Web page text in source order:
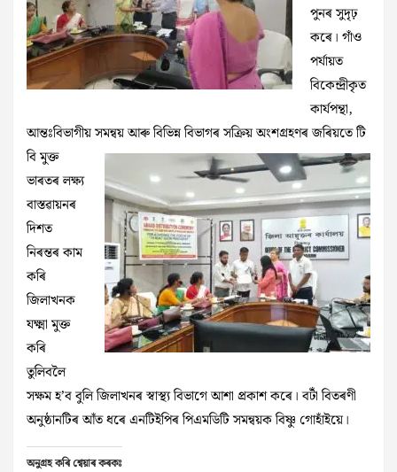
পুনৰ সুদৃঢ়
কৰে। গাঁও
পৰ্যায়ত
বিকেন্দ্ৰীকৃত
কাৰ্যপন্থা,
আন্তঃবিভাগীয় সমন্বয় আৰু বিভিন্নবিভাগৰ সক্ৰিয় অংশগ্ৰহণৰ জৰিয়তে টি
বি মুক্ত
ভাৰতৰ লক্ষ্য
বাস্তৱায়নৰ
দিশত
নিৰন্তৰ কাম
কৰি
জিলাখনক
যক্ষ্মা মুক্ত
কৰি
তুলিবলৈ
সক্ষম হ’ব বুলি জিলাখনৰ‌ স্বাস্থ্য বিভাগে আশা প্ৰকাশ কৰে। বটাঁ বিতৰণী
অনুষ্ঠানটিৰ আঁত ধৰে এনটিইপিৰ পিএমডিটি সমন্বয়ক বিষ্ণু গোহাঁইয়ে।
অনুগ্ৰহ কৰি শ্বেয়াৰ কৰকঃ